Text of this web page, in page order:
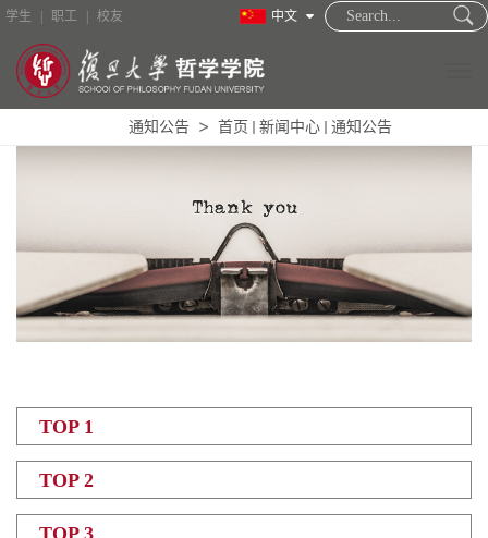
中文
学生 职工 校友
通知公告 首页 新闻中心 通知公告
TOP 1
TOP 2